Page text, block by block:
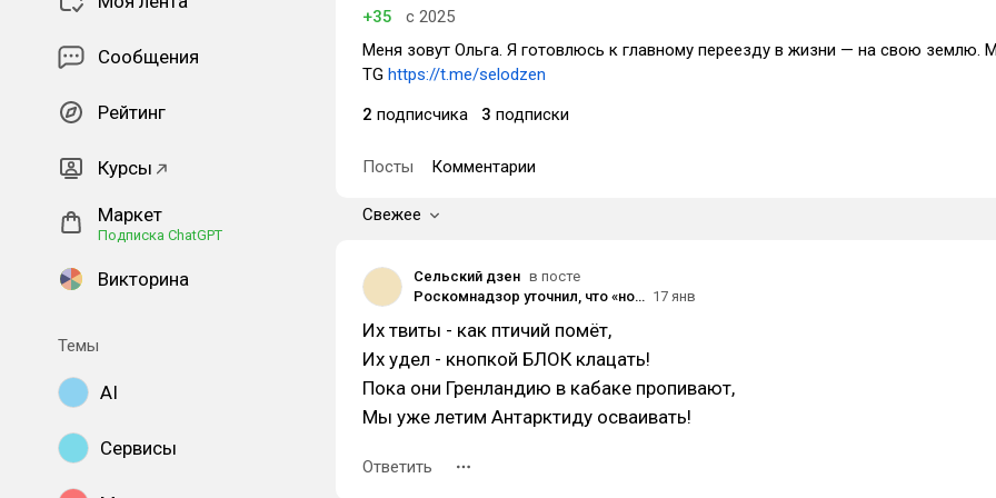
Сообщения
Рейтинг
Курсы
Маркет
Подписка ChatGPT
Викторина
Темы
AI
Сервисы
+35
с 2025
Меня зовут Ольга. Я готовлюсь к главному переезду в жизни — на свою землю.
TG https://t.me/selodzen
2 подписчика 3 подписки
Посты Комментарии
Свежее
Сельский дзен в посте
Роскомнадзор уточнил, что «новые меры по ограничению» Telegram «в настоящее время не применяются» 17 янв
Их твиты - как птичий помёт,
Их удел - кнопкой БЛОК клацать!
Пока они Гренландию в кабаке пропивают,
Мы уже летим Антарктиду осваивать!
Ответить